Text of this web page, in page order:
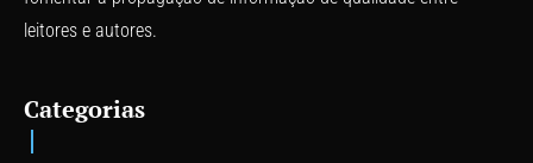
leitores e autores.
Categorias